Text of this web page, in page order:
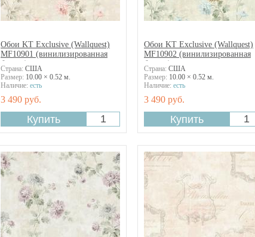
Обои KT Exclusive (Wallquest)
MF10901 (винилизированная
бумага)
Страна: США
Размер: 10.00 × 0.52 м.
Наличие: есть
3 490 руб.
Обои KT Exclusive (Wallquest)
MF10902 (винилизированная
бумага)
Страна: США
Размер: 10.00 × 0.52 м.
Наличие: есть
3 490 руб.